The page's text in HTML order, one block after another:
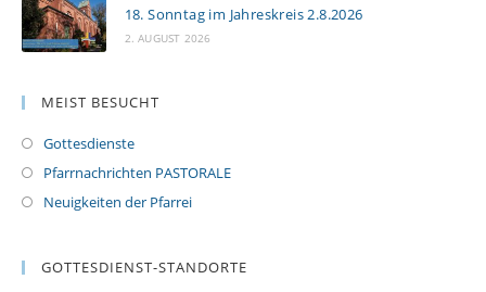
18. Sonntag im Jahreskreis 2.8.2026
2. AUGUST 2026
MEIST BESUCHT
Gottesdienste
Pfarrnachrichten PASTORALE
Neuigkeiten der Pfarrei
GOTTESDIENST-STANDORTE